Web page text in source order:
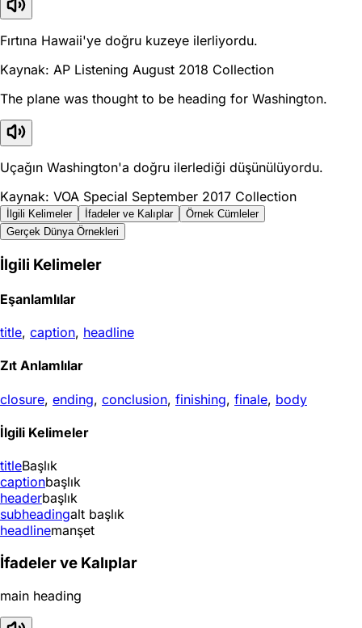
Fırtına Hawaii'ye doğru kuzeye ilerliyordu.
Kaynak: AP Listening August 2018 Collection
The plane was thought to be heading for Washington.
Uçağın Washington'a doğru ilerlediği düşünülüyordu.
Kaynak: VOA Special September 2017 Collection
İlgili Kelimeler İfadeler ve Kalıplar
Örnek Cümleler
Gerçek Dünya Örnekleri
İlgili Kelimeler
Eşanlamlılar
title, caption, headline
Zıt Anlamlılar
closure, ending, conclusion, finishing, finale, body
İlgili Kelimeler
titleBaşlık
captionbaşlık
headerbaşlık
subheadingalt başlık
headlinemanşet
İfadeler ve Kalıplar
main heading